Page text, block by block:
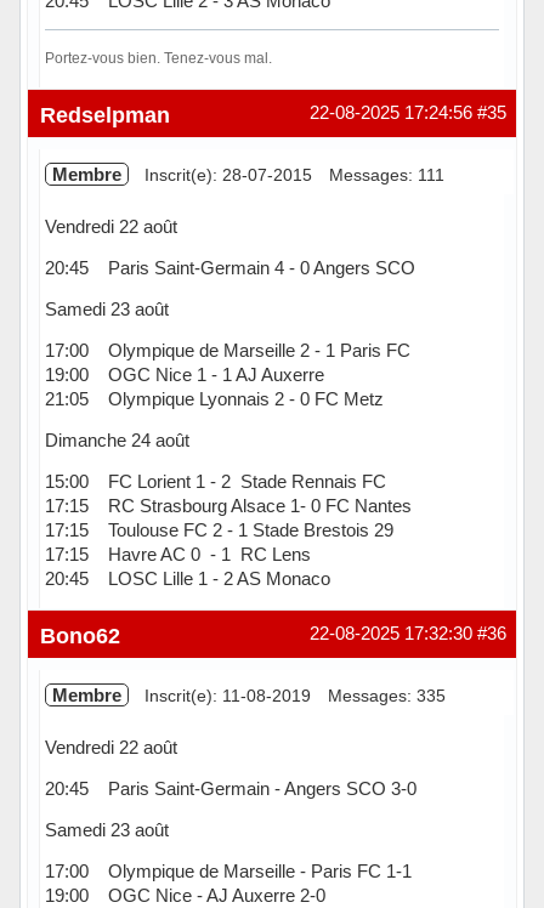
Portez-vous bien. Tenez-vous mal.
Hors ligne #35
22-08-2025 17:24:56
Redselpman
Membre Inscrit(e): 28-07-2015 Messages: 111
Vendredi 22 août
20:45 Paris Saint-Germain 4 - 0 Angers SCO
Samedi 23 août
17:00 Olympique de Marseille 2 - 1 Paris FC
19:00 OGC Nice 1 - 1 AJ Auxerre
21:05 Olympique Lyonnais 2 - 0 FC Metz
Dimanche 24 août
15:00 FC Lorient 1 - 2 Stade Rennais FC
17:15 RC Strasbourg Alsace 1- 0 FC Nantes
17:15 Toulouse FC 2 - 1 Stade Brestois 29
17:15 Havre AC 0 - 1 RC Lens
20:45 LOSC Lille 1 - 2 AS Monaco
Hors ligne #36
22-08-2025 17:32:30
Bono62
Membre Inscrit(e): 11-08-2019 Messages: 335
Vendredi 22 août
20:45 Paris Saint-Germain - Angers SCO 3-0
Samedi 23 août
17:00 Olympique de Marseille - Paris FC 1-1
19:00 OGC Nice - AJ Auxerre 2-0